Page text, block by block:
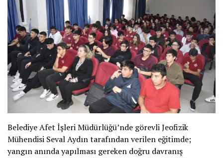
Belediye Afet İşleri Müdürlüğü’nde görevli Jeofizik
Mühendisi Seval Aydın tarafından verilen eğitimde;
yangın anında yapılması gereken doğru davranış